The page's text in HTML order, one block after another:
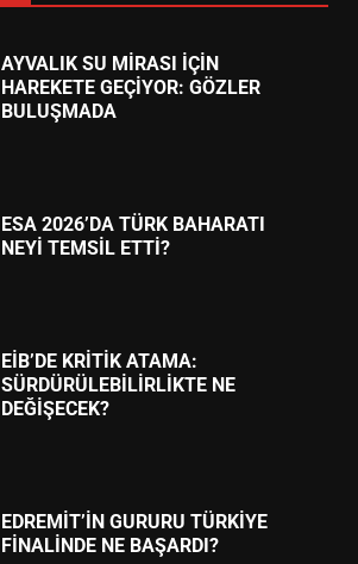
AYVALIK SU MİRASI İÇİN
HAREKETE GEÇİYOR: GÖZLER
BULUŞMADA
ESA 2026’DA TÜRK BAHARATI
NEYİ TEMSİL ETTİ?
EİB’DE KRİTİK ATAMA:
SÜRDÜRÜLEBİLİRLİKTE NE
DEĞİŞECEK?
EDREMİT’İN GURURU TÜRKİYE
FİNALİNDE NE BAŞARDI?